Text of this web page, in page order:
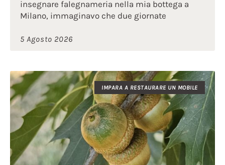
insegnare falegnameria nella mia bottega a
Milano, immaginavo che due giornate
5 Agosto 2026
IMPARA A RESTAURARE UN MOBILE